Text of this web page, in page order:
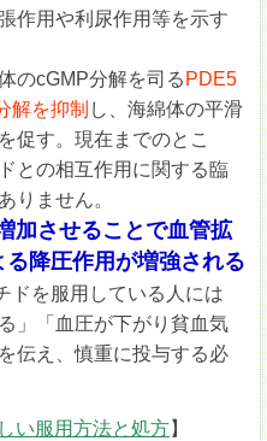
作用や利尿作用等を示す
のcGMP分解を司る PDE5
解を抑制 し、海綿体の平滑
促す。現在までのとこ
との相互作用に関する臨
りません。
加させることで血管拡
降圧作用が増強される
ドを服用している人には
」「血圧が下がり貧血気
伝え、慎重に投与する必
い服用方法と処方】